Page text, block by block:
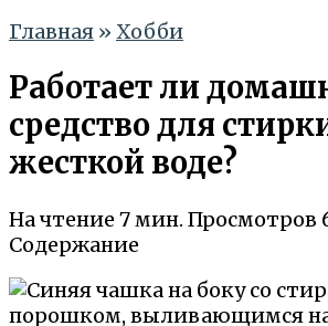
Главная » Хобби
Работает ли
средство для
жесткой воде?
На чтение 7 мин. Просмотров
Содержание